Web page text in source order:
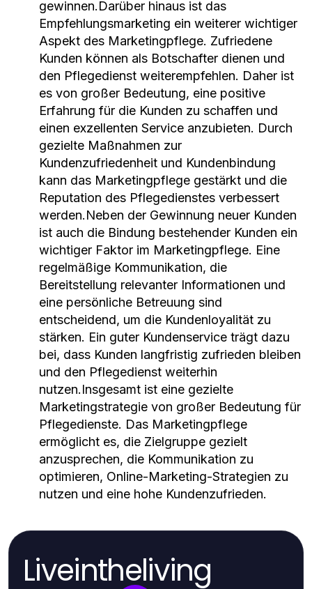
gewinnen.Darüber hinaus ist das
Empfehlungsmarketing ein weiterer wichtiger
Aspekt des Marketingpflege. Zufriedene
Kunden können als Botschafter dienen und
den Pflegedienst weiterempfehlen. Daher ist
es von großer Bedeutung, eine positive
Erfahrung für die Kunden zu schaffen und
einen exzellenten Service anzubieten. Durch
gezielte Maßnahmen zur
Kundenzufriedenheit und Kundenbindung
kann das Marketingpflege gestärkt und die
Reputation des Pflegedienstes verbessert
werden.Neben der Gewinnung neuer Kunden
ist auch die Bindung bestehender Kunden ein
wichtiger Faktor im Marketingpflege. Eine
regelmäßige Kommunikation, die
Bereitstellung relevanter Informationen und
eine persönliche Betreuung sind
entscheidend, um die Kundenloyalität zu
stärken. Ein guter Kundenservice trägt dazu
bei, dass Kunden langfristig zufrieden bleiben
und den Pflegedienst weiterhin
nutzen.Insgesamt ist eine gezielte
Marketingstrategie von großer Bedeutung für
Pflegedienste. Das Marketingpflege
ermöglicht es, die Zielgruppe gezielt
anzusprechen, die Kommunikation zu
optimieren, Online-Marketing-Strategien zu
nutzen und eine hohe Kundenzufrieden.
Liveintheliving